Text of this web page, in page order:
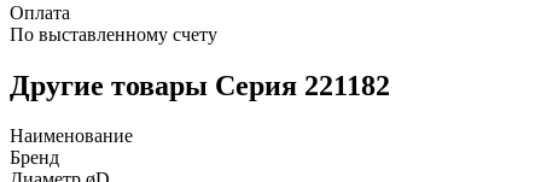
Оплата
По выставленному счету
Другие товары Серия 221182
Наименование
Бренд